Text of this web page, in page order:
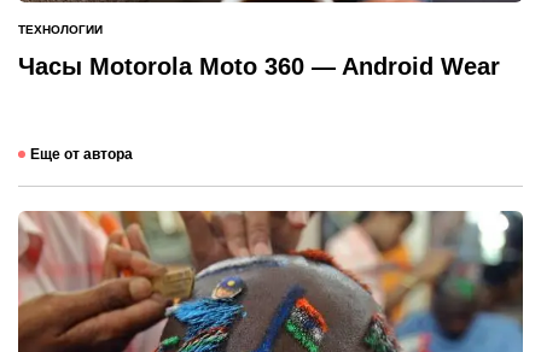
ОПУБЛИКОВАНО
В
ТЕХНОЛОГИИ
Часы Motorola Moto 360 — Android Wear
Еще от автора